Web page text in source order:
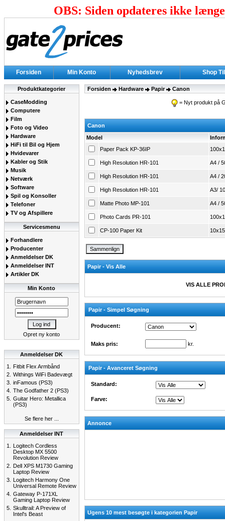
OBS: Siden opdateres ikke
Forsiden Min Konto Nyhedsbrev Shop
Produktkategorier
CaseModding
Computere
Film
Foto og Video
Hardware
HiFi til Bil og Hjem
Hvidevarer
Kabler og Stik
Musik
Netværk
Software
Spil og Konsoller
Telefoner
TV og Afspillere
Servicesmenu
Forhandlere
Producenter
Anmeldelser DK
Anmeldelser INT
Artikler DK
Min Konto
Opret ny konto
Anmeldelser DK
1.
Fitbit Flex Armbånd
2. Withings WiFi Badevægt
3. inFamous (PS3)
4. The Godfather 2 (PS3)
5. Guitar Hero: Metallica
(PS3)
Se flere her ...
Anmeldelser INT
1.
Logitech Cordless
Desktop MX 5500
Revolution Review
2. Dell XPS M1730 Gaming
Laptop Review
3. Logitech Harmony One
Universal Remote Review
4. Gateway P-171XL
Gaming Laptop Review
5. Skulltrail: A Preview of
Intel's Beast
Forsiden Hardware Papir Canon
= Nyt produkt på
Canon
Model
Paper Pack KP-36IP
High Resolution HR-101 A4 /
High Resolution HR-101 A4 /
High Resolution HR-101 A3/
Matte Photo MP-101 A4 /
Photo Cards PR-101
CP-100 Paper Kit
Papir - Vis Alle
VIS ALLE
Papir - Simpel Søgning
Producent:
Maks pris: kr.
Papir - Avanceret Søgning
Standard:
Farve:
Annonce
Ugens 10 mest besøgte i kategorien Papir